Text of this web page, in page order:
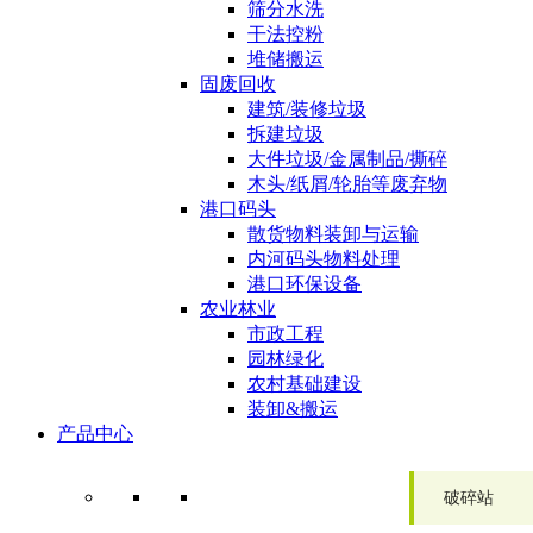
筛分水洗
干法控粉
堆储搬运
固废回收
建筑/装修垃圾
拆建垃圾
大件垃圾/金属制品/撕碎
木头/纸屑/轮胎等废弃物
港口码头
散货物料装卸与运输
内河码头物料处理
港口环保设备
农业林业
市政工程
园林绿化
农村基础建设
装卸&搬运
产品中心
破碎站